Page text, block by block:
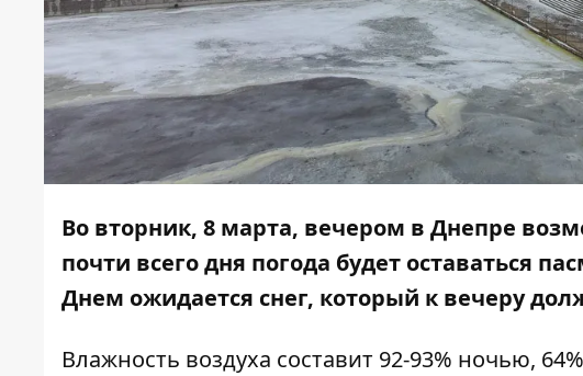
Во вторник, 8 марта, вечером в Днепре
почти всего дня погода будет оставаться
Днем ожидается снег, который к вечеру
Влажность воздуха составит 92-93% ночью,